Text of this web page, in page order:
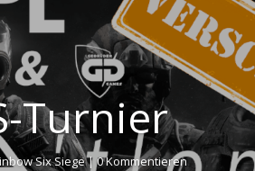
Turnier
Six Siege| 0 Kommentieren